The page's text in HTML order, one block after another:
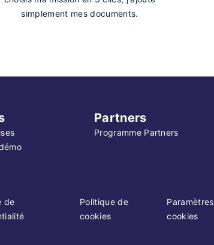
simplement mes documents.
Partners
Programme Partners
de
Politique de
cookies
cookies